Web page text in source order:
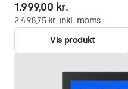
1.999,00 kr.
2.498,75 kr. inkl. moms
Vis produkt